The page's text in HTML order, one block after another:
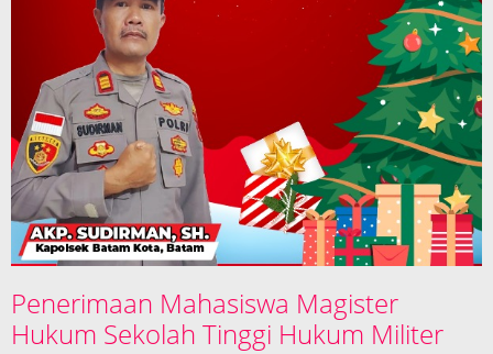
Penerimaan Mahasiswa Magister
Hukum Sekolah Tinggi Hukum Militer